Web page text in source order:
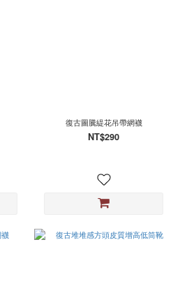
復古圖騰緹花吊帶網襪
NT$290